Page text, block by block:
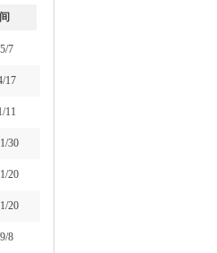
7
17
11
30
20
20
8